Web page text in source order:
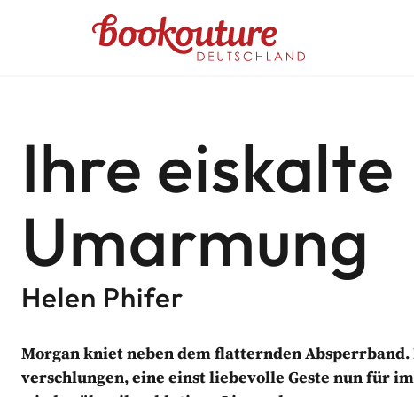
Informationen von Bookouture erhalten
von Bookouture (dem Handelsnamen von Storyfire Ltd)
Ihre eiskalte
Umarmung
Helen Phifer
Morgan kniet neben dem flatternden
verschlungen, eine einst liebevolle Geste nun für